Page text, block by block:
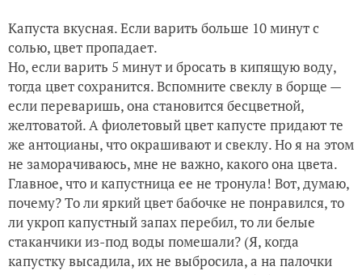
Капуста вкусная. Если варить больше 10 минут с
солью, цвет пропадает.
Но, если варить 5 минут и бросать в кипящую воду,
тогда цвет сохранится. Вспомните свеклу в борще —
если переваришь, она становится бесцветной,
желтоватой. А фиолетовый цвет капусте придают те
же антоцианы, что окрашивают и свеклу. Но я на этом
не заморачиваюсь, мне не важно, какого она цвета.
Главное, что и капустница ее не тронула! Вот, думаю,
почему? То ли яркий цвет бабочке не понравился, то
ли укроп капустный запах перебил, то ли белые
стаканчики из-под воды помешали? (Я, когда
капустку высадила, их не выбросила, а на палочки